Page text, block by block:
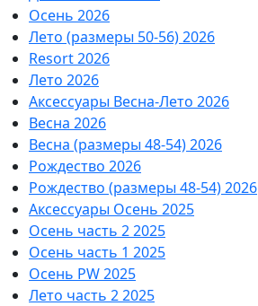
Осень 2026
Лето (размеры 50-56) 2026
Resort 2026
Лето 2026
Аксессуары Весна-Лето 2026
Весна 2026
Весна (размеры 48-54) 2026
Рождество 2026
Рождество (размеры 48-54) 2026
Аксессуары Осень 2025
Осень часть 2 2025
Осень часть 1 2025
Осень PW 2025
Лето часть 2 2025